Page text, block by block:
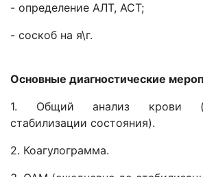
- определение АЛТ, АСТ;
- соскоб на я\г.
Основные диагностические
1. Общий анализ крови
стабилизации состояния).
2. Коагулограмма.